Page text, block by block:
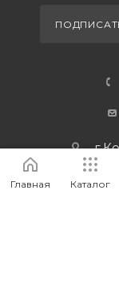
Главная Каталог